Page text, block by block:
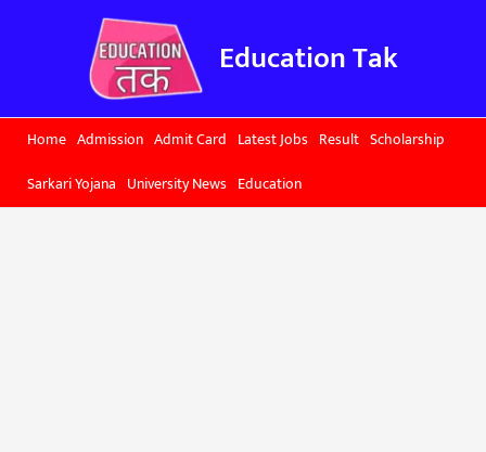
Education Tak
Home Admission Admit Card Latest Jobs Result Scholarship
Sarkari Yojana University News Education